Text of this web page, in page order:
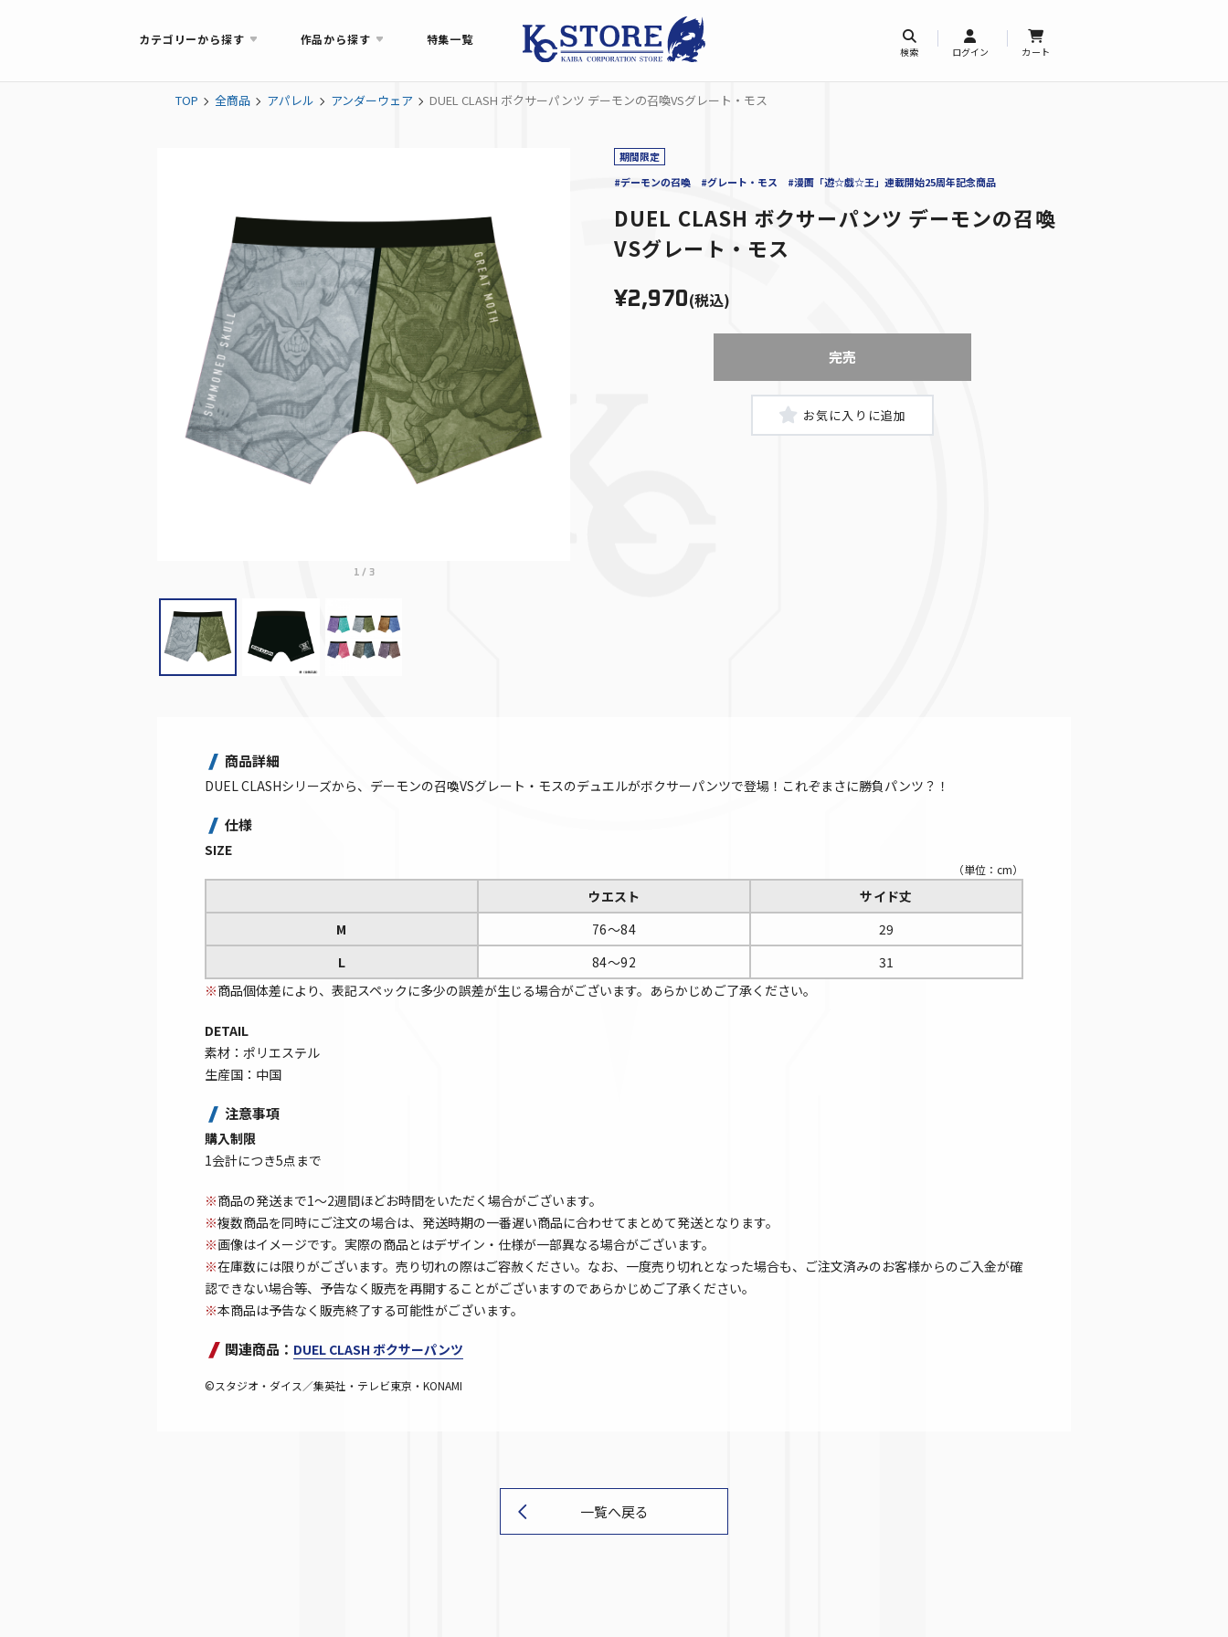
カテゴリーから探す 作品から探す 特集一覧
検索 ログイン カート
TOP 全商品 アパレル アンダーウェア DUEL CLASH ボクサーパンツ デーモンの召喚VSグレート・モス
1/ 3
期間限定
#デーモンの召喚
#グレート・モス #漫画「遊☆戯☆王」連載開始25周年記念商品
DUEL CLASH ボクサーパンツ デーモンの召喚
VSグレート・モス
¥2,970(税込)
完売
商品詳細
DUEL CLASHシリーズから、デーモンの召喚VSグレート・モスのデュエルがボクサーパンツで登場！これぞまさに勝負パンツ？！
仕様
SIZE
（単位：cm）
ウエスト
サイド丈
M
76～84
29
L
84～92
31
※商品個体差により、表記スペックに多少の誤差が生じる場合がございます。あらかじめご了承ください。
DETAIL
素材：ポリエステル
生産国：中国
注意事項
購入制限
1会計につき5点まで
※商品の発送まで1～2週間ほどお時間をいただく場合がございます。
※複数商品を同時にご注文の場合は、発送時期の一番遅い商品に合わせてまとめて発送となります。
※画像はイメージです。実際の商品とはデザイン・仕様が一部異なる場合がございます。
※在庫数には限りがございます。売り切れの際はご容赦ください。なお、一度売り切れとなった場合も、ご注文済みのお客様からのご入金が確
認できない場合等、予告なく販売を再開することがございますのであらかじめご了承ください。
※本商品は予告なく販売終了する可能性がございます。
関連商品： DUEL CLASH ボクサーパンツ
©スタジオ・ダイス／集英社・テレビ東京・KONAMI
一覧へ戻る